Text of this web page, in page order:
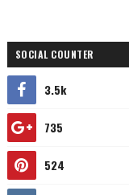
SOCIAL COUNTER
3.5k
735
524